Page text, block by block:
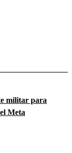
militar para
Meta